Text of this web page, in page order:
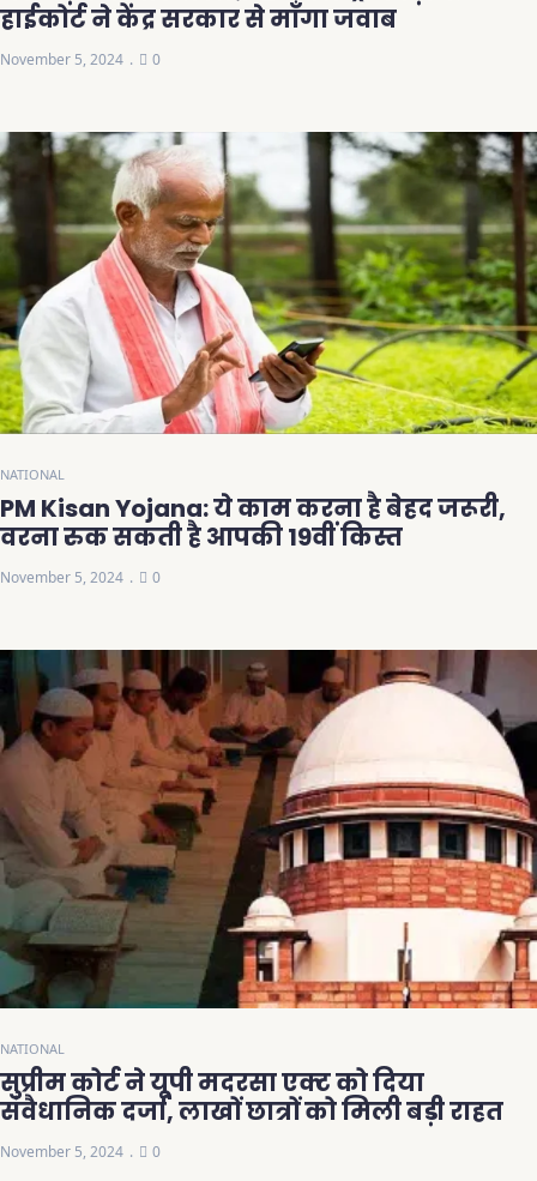
हाईकोर्ट ने केंद्र सरकार से माँगा जवाब
November 5, 2024 0
NATIONAL
PM Kisan Yojana: ये काम करना है बेहद जरूरी,
वरना रुक सकती है आपकी 19वीं किस्त
November 5, 2024 0
NATIONAL
सुप्रीम कोर्ट ने यूपी मदरसा एक्ट को दिया
संवैधानिक दर्जा, लाखों छात्रों को मिली बड़ी राहत
November 5, 2024 0